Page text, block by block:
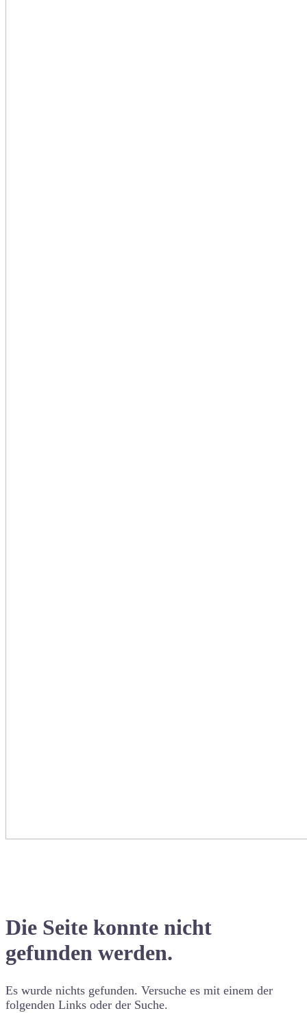
Die Seite konnte nicht
gefunden werden.
Es wurde nichts gefunden. Versuche es mit einem der
folgenden Links oder der Suche.